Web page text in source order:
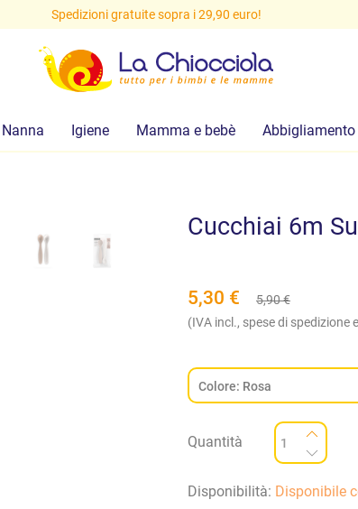
Spedizioni gratuite sopra i 29,90 euro!
Nanna Igiene Mamma e bebè Abbigliamento
Cucchiai 6m
5,30 € 5,90€
(IVA incl., spese di spedizione
Quantità
Disponibilità: Disponibile